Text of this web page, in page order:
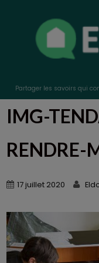
Partager les savoirs qui
IMG-
RENDRE-
17 juillet 2020